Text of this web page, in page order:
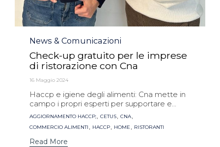
Category
News & Comunicazioni
Check-up gratuito per le imprese
di ristorazione con Cna
16 Maggio 2024
Haccp e igiene degli alimenti: Cna mette in
campo i propri esperti per supportare e...
Tags
AGGIORNAMENTO HACCP;, CETUS, CNA,
COMMERCIO ALIMENTI , HACCP, HOME , RISTORANTI
Read More